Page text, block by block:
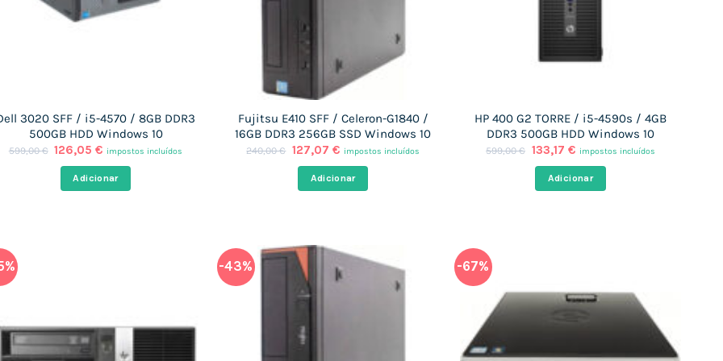
3020 SFF / i5-4570 / 8GB DDR3
500GB HDD Windows 10
599,00€ O
original
era:
126,05€ O
preço
atual
é:
impostos incluídos
Adicionar
Fujitsu E410 SFF / Celeron-G1840 /
16GB DDR3 256GB SSD Windows 10
240,00€ O
original
era:
127,07€ O
preço
atual
é:
impostos incluídos
Adicionar
HP 400 G2 TORRE / i5-4590s / 4GB
DDR3 500GB HDD Windows 10
599,00€ O
original
era:
133,17 €O
preço
atual
é:
impostos incluídos
Adicionar
-43% -67%